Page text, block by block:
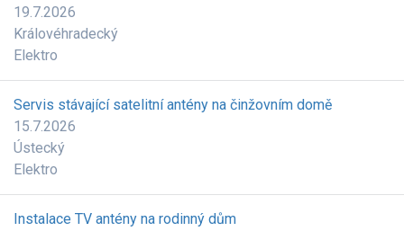
19.7.2026
Královéhradecký
Elektro
Servis stávající satelitní antény na činžovním domě
15.7.2026
Ústecký
Elektro
Instalace TV antény na rodinný dům